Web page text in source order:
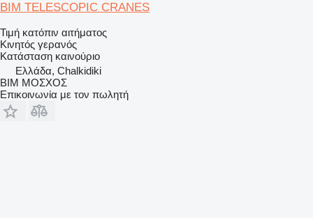
BIM TELESCOPIC CRANES
Τιμή κατόπιν αιτήματος
Κινητός γερανός
Κατάσταση καινούριο
Ελλάδα, Chalkidiki
ΒΙΜ ΜΟΣΧΟΣ
Επικοινωνία με τον πωλητή